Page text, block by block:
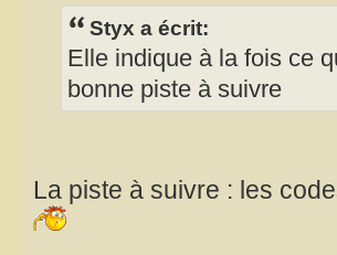
Styx a écrit:
Elle indique à la fois ce
bonne piste à suivre
La piste à suivre : les